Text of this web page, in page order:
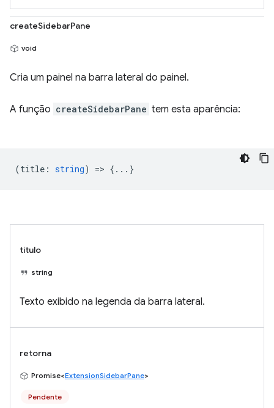
createSidebarPane
void
Cria um painel na barra lateral do painel.
A função createSidebarPane tem esta aparência:
(title : string) => {...}
título
string
Texto exibido na legenda da barra lateral.
retorna
Promise<ExtensionSidebarPane>
Pendente